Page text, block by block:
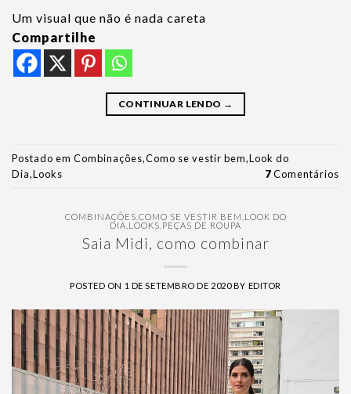
Um visual que não é nada careta
Compartilhe
CONTINUAR LENDO →
Postado em Combinações,Como se vestir bem,Look do
Dia,Looks 7Comentários
COMBINAÇÕES COMO SE VESTIR BEM LOOK DO
DIA LOOKS PEÇAS DE ROUPA
Saia Midi, como combinar
POSTED ON 1 DE SETEMBRO DE 2020 BY EDITOR